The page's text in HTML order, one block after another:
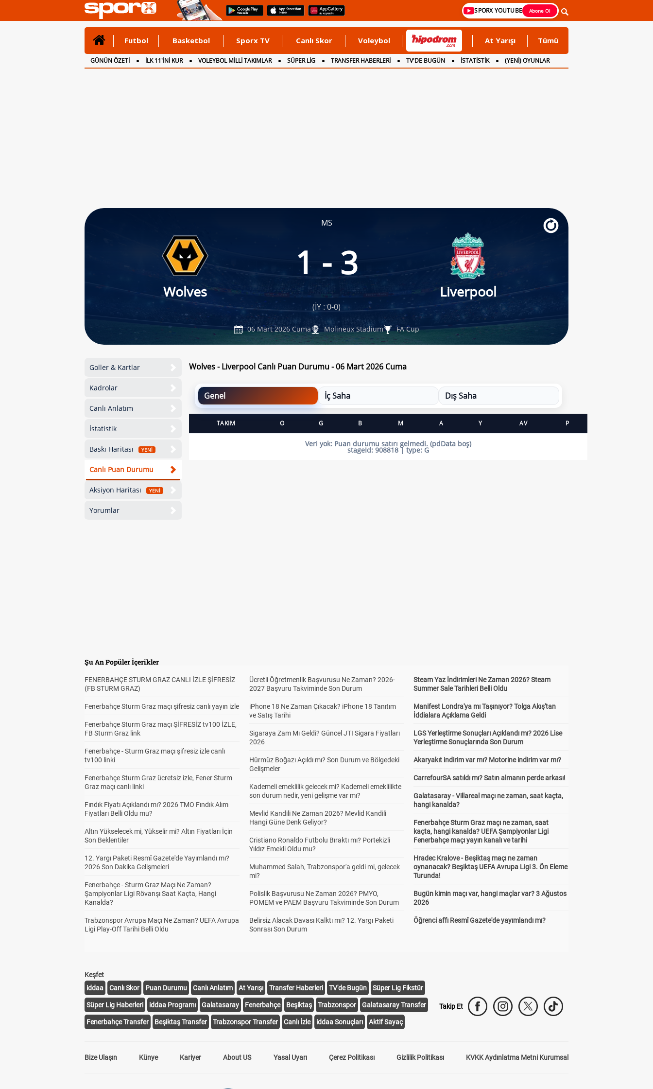
SPORX YOUTUBE Abone Ol
Futbol Basketbol Sporx TV Canlı Skor Voleybol At Yarışı Tümü
GÜNÜN ÖZETİ İLK 11'İNİ KUR VOLEYBOL MİLLİ TAKIMLAR SÜPER LİG TRANSFER HABERLERİ TV'DE BUGÜN İSTATİSTİK
(YENİ) OYUNLAR
CANLI ANLATIM
İNGİLTERE
MS
Wolves
1 - 3
Liverpool
(İY : 0-0)
06 Mart 2026 Cuma Molineux Stadium FA Cup
Goller & Kartlar
Kadrolar
Canlı Anlatım
İstatistik
Baskı Haritası YENİ
Canlı Puan Durumu
Aksiyon Haritası YENİ
Yorumlar
Wolves - Liverpool Canlı Puan Durumu - 06 Mart 2026 Cuma
Genel İç Saha Dış Saha
TAKIM O G B M A Y AV P
Veri yok: Puan durumu satırı gelmedi. (pdData boş)
stageId: 908818| type: G
Şu An Popüler İçerikler
FENERBAHÇE STURM GRAZ CANLI İZLE ŞİFRESİZ
(FB STURM GRAZ)
Fenerbahçe Sturm Graz maçı şifresiz canlı yayın izle
Fenerbahçe Sturm Graz maçı ŞİFRESİZ tv100 İZLE,
FB Sturm Graz link
Fenerbahçe - Sturm Graz maçı şifresiz izle canlı
tv100 linki
Fenerbahçe Sturm Graz ücretsiz izle, Fener Sturm
Graz maçı canlı linki
Fındık Fiyatı Açıklandı mı? 2026 TMO Fındık Alım
Fiyatları Belli Oldu mu?
Altın Yükselecek mi, Yükselir mi? Altın Fiyatları İçin
Son Beklentiler
12. Yargı Paketi Resmî Gazete'de Yayımlandı mı?
2026 Son Dakika Gelişmeleri
Fenerbahçe - Sturm Graz Maçı Ne Zaman?
Şampiyonlar Ligi Rövanşı Saat Kaçta, Hangi
Kanalda?
Trabzonspor Avrupa Maçı Ne Zaman? UEFA Avrupa
Ligi Play-Off Tarihi Belli Oldu
Ücretli Öğretmenlik Başvurusu Ne Zaman? 2026-
2027 Başvuru Takviminde Son Durum
iPhone 18 Ne Zaman Çıkacak? iPhone 18 Tanıtım
ve Satış Tarihi
Sigaraya Zam Mı Geldi? Güncel JTI Sigara Fiyatları
2026
Hürmüz Boğazı Açıldı mı? Son Durum ve Bölgedeki
Gelişmeler
Kademeli emeklilik gelecek mi? Kademeli emeklilikte
son durum nedir, yeni gelişme var mı?
Mevlid Kandili Ne Zaman 2026? Mevlid Kandili
Hangi Güne Denk Geliyor?
Cristiano Ronaldo Futbolu Bıraktı mı? Portekizli
Yıldız Emekli Oldu mu?
Muhammed Salah, Trabzonspor'a geldi mi, gelecek
mi?
Polislik Başvurusu Ne Zaman 2026? PMYO,
POMEM ve PAEM Başvuru Takviminde Son Durum
Belirsiz Alacak Davası Kalktı mı? 12. Yargı Paketi
Sonrası Son Durum
Steam Yaz İndirimleri Ne Zaman 2026? Steam
Summer Sale Tarihleri Belli Oldu
Manifest Londra'ya mı Taşınıyor? Tolga Akış'tan
İddialara Açıklama Geldi
LGS Yerleştirme Sonuçları Açıklandı mı? 2026 Lise
Yerleştirme Sonuçlarında Son Durum
Akaryakıt indirim var mı? Motorine indirim var mı?
CarrefourSA satıldı mı? Satın almanın perde arkası!
Galatasaray - Villareal maçı ne zaman, saat kaçta,
hangi kanalda?
Fenerbahçe Sturm Graz maçı ne zaman, saat
kaçta, hangi kanalda? UEFA Şampiyonlar Ligi
Fenerbahçe maçı yayın kanalı ve tarihi
Hradec Kralove - Beşiktaş maçı ne zaman
oynanacak? Beşiktaş UEFA Avrupa Ligi 3. Ön Eleme
Turunda!
Bugün kimin maçı var, hangi maçlar var? 3 Ağustos
2026
Öğrenci affı Resmî Gazete'de yayımlandı mı?
Keşfet
iddaa
Canlı Skor Puan Durumu Canlı Anlatım At Yarışı Transfer Haberleri TV'de Bugün Süper Lig Fikstür
Süper Lig Haberleri iddaa Programı Galatasaray Fenerbahçe Beşiktaş Trabzonspor Galatasaray Transfer
Fenerbahçe Transfer Beşiktaş Transfer Trabzonspor Transfer Canlı İzle iddaa Sonuçları Aktif Sayaç
Takip Et
Bize Ulaşın Künye Kariyer About US Yasal Uyarı Çerez Politikası Gizlilik Politikası KVKK Aydınlatma Metni Kurumsal